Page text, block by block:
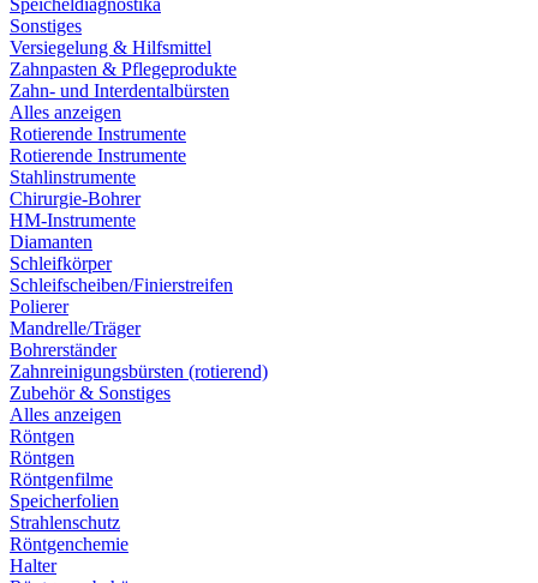
Speicheldiagnostika
Sonstiges
Versiegelung & Hilfsmittel
Zahnpasten & Pflegeprodukte
Zahn- und Interdentalbürsten
Alles anzeigen
Rotierende Instrumente
Rotierende Instrumente
Stahlinstrumente
Chirurgie-Bohrer
HM-Instrumente
Diamanten
Schleifkörper
Schleifscheiben/Finierstreifen
Polierer
Mandrelle/Träger
Bohrerständer
Zahnreinigungsbürsten (rotierend)
Zubehör & Sonstiges
Alles anzeigen
Röntgen
Röntgen
Röntgenfilme
Speicherfolien
Strahlenschutz
Röntgenchemie
Halter